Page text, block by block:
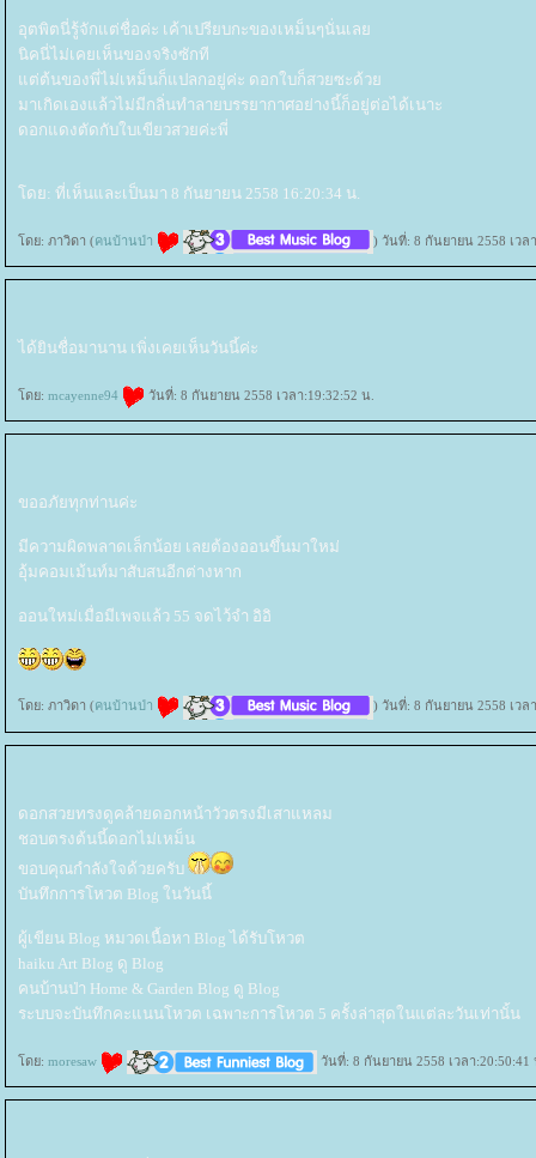
อุตพิตนี่รู้จักแต่ชื่อค่ะ เค้าเปรียบกะของเหม็นๆนั่นเล
นิคนี่ไม่เคยเห็นของจริงซักที
ต่ต้นของพี่ไม่เหม็นก็แปลกอยู่ค่ะ ดอกใบก็สวยซะด้ว
มาเกิดเองแล้วไม่มีกลิ่นทำลายบรรยากาศอย่างนี้ก็อยู่ต่อได้เนาะ
ดอกแดงตัดกับใบเขียวสวยค่ะพี่
ดย: ที่เห็นและเป็นมา 8 กันยายน 2558 16:20:34 น.
ดย: ภาวิดา (คนบ้านป่า ) วันที่: 8 กันยายน 2558 เวล
ได้ยินชื่อมานาน เพิ่งเคยเห็นวันนี้ค่ะ
ดย: mcayenne94 วันที่: 8 กันยายน 2558 เวลา:19:32:52 น.
ขออภัยทุกท่านค่ะ
มีความผิดพลาดเล็กน้อย เลยต้องออนขึ้นมาใหม่
อุ้มคอมเม้นท์มาสับสนอีกต่างหาก
ออนใหม่เมื่อมีเพจแล้ว 55 จดไว้จำ อิอิ
ดย: ภาวิดา (คนบ้านป่า ) วันที่: 8 กันยายน 2558 เวล
ดอกสวยทรงดูคล้ายดอกหน้าวัวตรงมีเสาแหลม
ชอบตรงต้นนี้ดอกไม่เหม็น
ขอบคุณกำลังใจด้วยครับ
บันทึกการโหวต Blog ในวันนี้
ผู้เขียน Blog หมวดเนื้อหา Blog ได้รับโหวต
haiku Art Blog ดู Blog
คนบ้านป่า Home & Garden Blog ดู Blog
ระบบจะบันทึกคะแนนโหวต เฉพาะการโหวต 5 ครั้งล่าสุดในแต่ละวันเท่านั้น
ดย: moresaw วันที่: 8 กันยายน 2558 เวลา:20:50:41